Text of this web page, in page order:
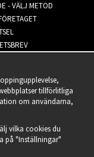
- VÄLJ METOD
tillförlitliga
om användarna,
vilka cookies du
på "Inställningar"